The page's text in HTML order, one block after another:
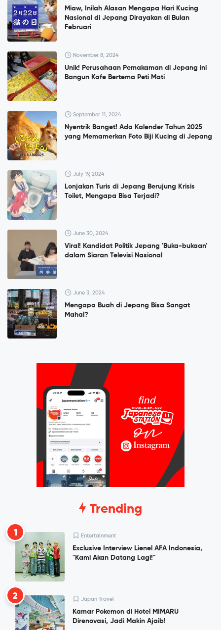
Miaw, Inilah Alasan Mengapa Hari Kucing
Nasional di Jepang Dirayakan di Bulan
Februari
November 8, 2024
Unik! Perusahaan Pemakaman di Jepang ini
Bangun Kafe Bertema Peti Mati
September 11, 2024
Nyentrik Banget! Ada Kalender Tahun 2025
yang Memamerkan Foto Biji Kucing di Jepang
July 19, 2024
Lonjakan Turis di Jepang Berujung Krisis
Toilet, Mengapa Bisa Terjadi?
June 30, 2024
Viral! Kandidat Politik Jepang 'Buka-bukaan'
dalam Siaran Televisi Nasional
June 3, 2024
Mengapa Buah di Jepang Bisa Sangat
Mahal?
Trending
1 Entertainment
Exclusive Interview Lienel AFA Indonesia,
"Kami Akan Datang Lagi!"
2 Japan Travel
Kamar Pokemon di Hotel MIMARU
Direnovasi, Jadi Makin Ajaib!